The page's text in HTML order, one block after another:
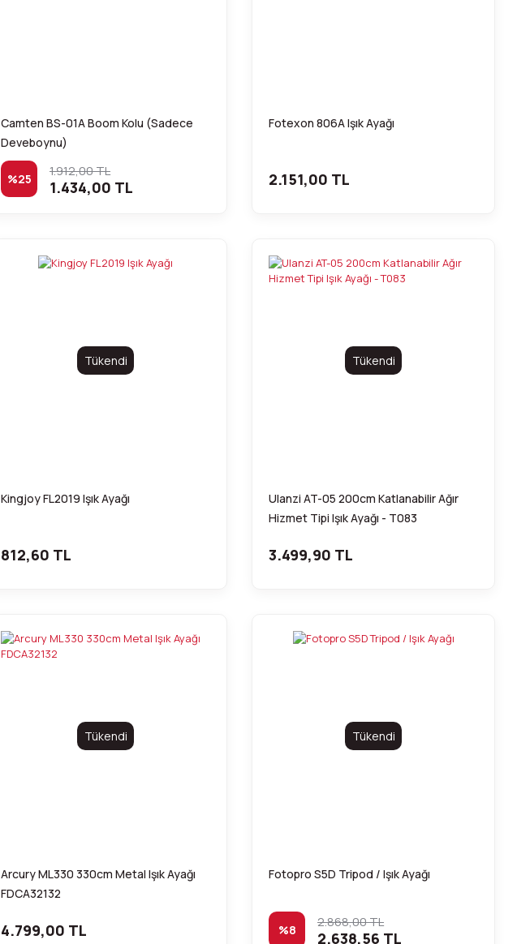
Camten BS-01A Boom Kolu (Sadece
Deveboynu)
%25 1.912,00 TL
1.434,00 TL
Fotexon 806A Işık Ayağı
2.151,00 TL
Tükendi
Kingjoy FL2019 Işık Ayağı
812,60 TL
Tükendi
Ulanzi AT-05 200cm Katlanabilir Ağır
Hizmet Tipi Işık Ayağı - T083
3.499,90 TL
Tükendi
Arcury ML330 330cm Metal Işık Ayağı
FDCA32132
4.799,00 TL
Tükendi
Fotopro S5D Tripod / Işık Ayağı
%8 2.868,00 TL
2.638,56 TL